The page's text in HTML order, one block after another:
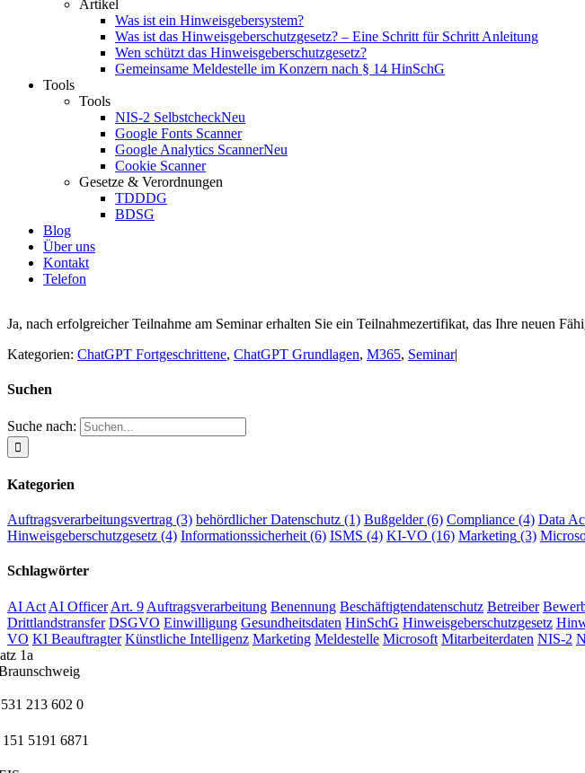
Artikel
Was ist ein Hinweisgebersystem?
Was ist das Hinweisgeberschutzgesetz? – Eine Schritt für Schritt Anleitung
Wen schützt das Hinweisgeberschutzgesetz?
Gemeinsame Meldestelle im Konzern nach § 14 HinSchG
Tools
Tools
NIS-2 SelbstcheckNeu
Google Fonts Scanner
Google Analytics ScannerNeu
Cookie Scanner
Gesetze & Verordnungen
TDDDG
BDSG
Blog
Über uns
Kontakt
Telefon
Ja, nach erfolgreicher Teilnahme am Seminar erhalten Sie ein Teilnahmezertifikat, das Ihre neuen
Kategorien: ChatGPT Fortgeschrittene, ChatGPT Grundlagen, M365, Seminar|
Suchen
Suche nach:
Kategorien
Auftragsverarbeitungsvertrag (3) behördlicher Datenschutz (1) Bußgelder(6) Compliance (4) Data
Hinweisgeberschutzgesetz (4) Informationssicherheit (6) ISMS (4) KI-VO (16) Marketing (3)
Schlagwörter
AI Act AI Officer Art. 9 Auftragsverarbeitung Benennung Beschäftigtendatenschutz Betreiber
Drittlandstransfer DSGVO Einwilligung Gesundheitsdaten HinSchG Hinweisgeberschutzgesetz
VO KI Beauftragter Künstliche Intelligenz Marketing Meldestelle Microsoft Mitarbeiterdaten NIS-2
1a
213 602 0
5191 6871